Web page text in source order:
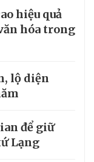
hiệu quả
hóa trong
lộ diện
để giữ
Lạng